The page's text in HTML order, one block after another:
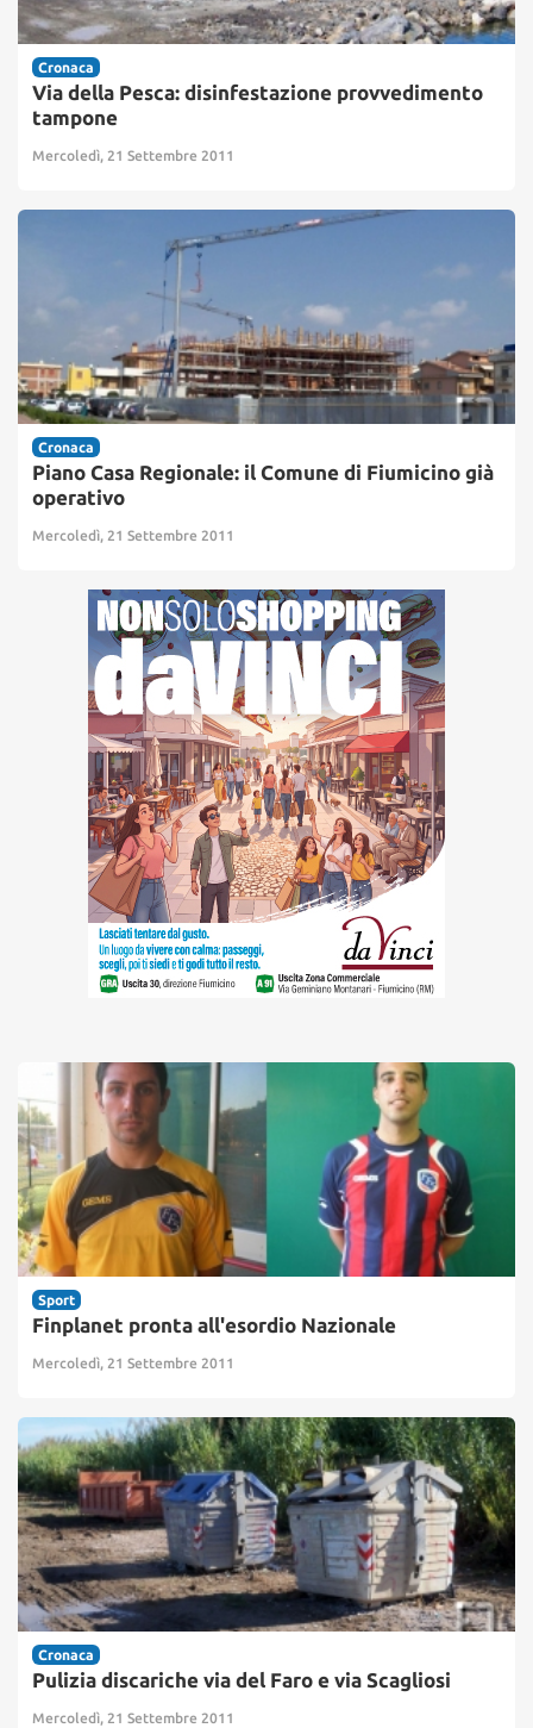
Cronaca
Via della Pesca: disinfestazione provvedimento
tampone
Mercoledì, 21 Settembre 2011
Cronaca
Piano Casa Regionale: il Comune di Fiumicino già
operativo
Mercoledì, 21 Settembre 2011
Sport
Finplanet pronta all'esordio Nazionale
Mercoledì, 21 Settembre 2011
Cronaca
Pulizia discariche via del Faro e via Scagliosi
Mercoledì, 21 Settembre 2011